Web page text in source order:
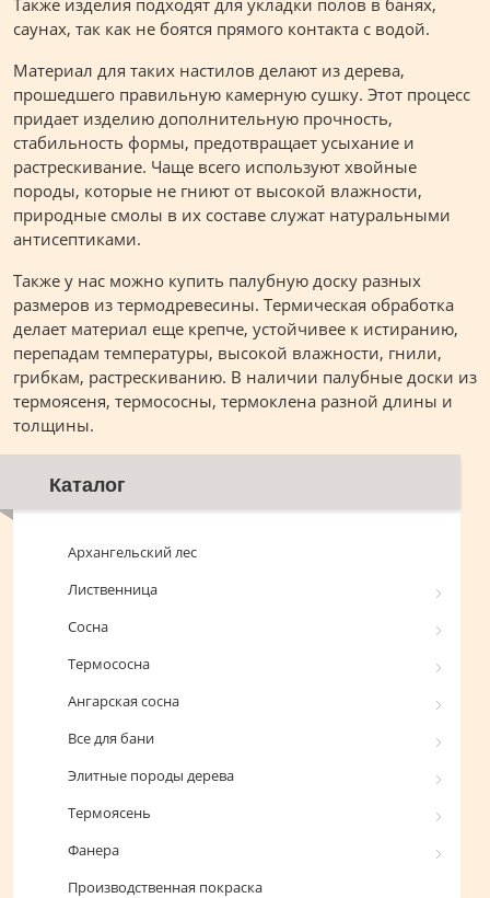
Также изделия подходят для укладки полов в банях,
саунах, так как не боятся прямого контакта с водой.
Материал для таких настилов делают из дерева,
прошедшего правильную камерную сушку. Этот процесс
придает изделию дополнительную прочность,
стабильность формы, предотвращает усыхание и
растрескивание. Чаще всего используют хвойные
породы, которые не гниют от высокой влажности,
природные смолы в их составе служат натуральными
антисептиками.
Также у нас можно купить палубную доску разных
размеров из термодревесины. Термическая обработка
делает материал еще крепче, устойчивее к истиранию,
перепадам температуры, высокой влажности, гнили,
грибкам, растрескиванию. В наличии палубные доски из
термоясеня, термососны, термоклена разной длины и
толщины.
Каталог
Архангельский лес
Лиственница
Сосна
Термососна
Ангарская сосна
Все для бани
Элитные породы дерева
Термоясень
Фанера
Производственная покраска